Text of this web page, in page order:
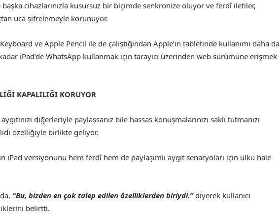
başka cihazlarınızla kusursuz bir biçimde senkronize oluyor ve ferdî iletiler,
uca şifrelemeyle korunuyor.
ve Apple Pencil ile de çalıştığından Apple’ın tabletinde kullanımı daha da
iPad’de WhatsApp kullanmak için tarayıcı üzerinden web sürümüne erişmek
KAPALILIĞI KORUYOR
diğerleriyle paylaşsanız bile hassas konuşmalarınızı saklı tutmanızı
özelliğiyle birlikte geliyor.
iPad versiyonunu hem ferdî hem de paylaşımlı aygıt senaryoları için ülkü hale
“Bu, bizden en çok talep edilen özelliklerden biriydi.”diyerek kullanıcı
belirtti.